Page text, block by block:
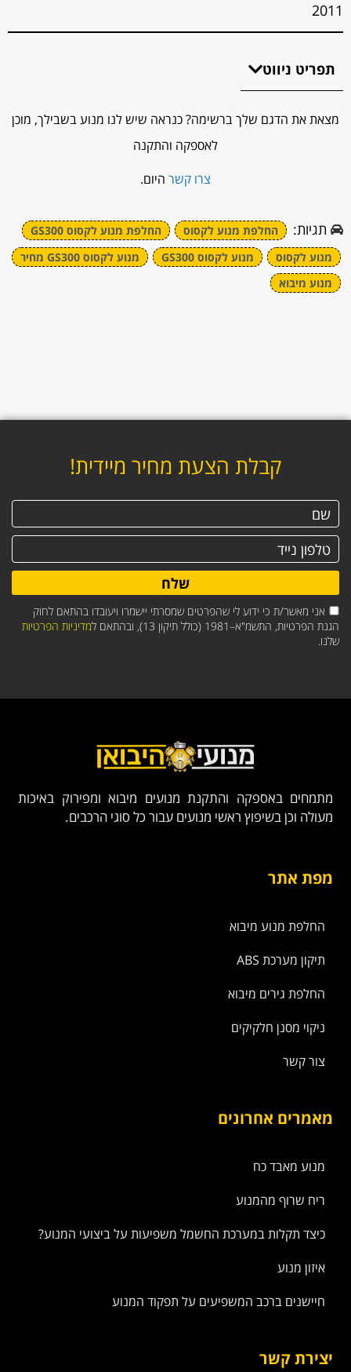
2011
תפריט ניווט
מצאת את הדגם שלך ברשימה? כנראה שיש לנו מנוע בשבילך, מוכן
לאספקה והתקנה
צרו קשר היום.
תגיות: החלפת מנוע לקסוס
החלפת מנוע לקסוס GS300
מנוע לקסוס
מנוע לקסוס GS300
מנוע לקסוס GS300 מחיר
מנוע מיבוא
קבלת הצעת מחיר מיידית!
אני מאשר/ת כי ידוע לי שהפרטים שמסרתי יישמרו ויעובדו בהתאם לחוק
הגנת הפרטיות, התשמ"א–1981 (כולל תיקון 13), ובהתאם ל
מדיניות הפרטיות
שלנו.
שלח
מתמחים באספקה והתקנת מנועים מיבוא ומפירוק באיכות
מעולה וכן בשיפוץ ראשי מנועים עבור כל סוגי הרכבים.
מפת אתר
החלפת מנוע מיבוא
תיקון מערכת ABS
החלפת גירים מיבוא
ניקוי מסנן חלקיקים
צור קשר
מאמרים אחרונים
מנוע מאבד כח
ריח שרוף מהמנוע
כיצד תקלות במערכת החשמל משפיעות על ביצועי המנוע?
איזון מנוע
חיישנים ברכב המשפיעים על תפקוד המנוע
יצירת קשר